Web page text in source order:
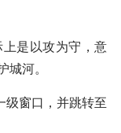
是以攻为守，意
城河。
级窗口，并跳转至